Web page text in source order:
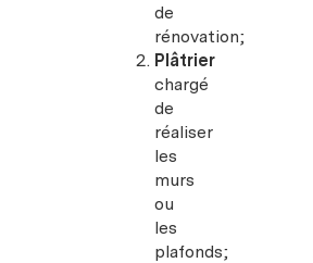
de
rénovation;
Plâtrier
chargé
de
réaliser
les
murs
ou
les
plafonds;